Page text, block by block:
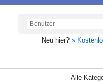
Neu hier? »
Alle